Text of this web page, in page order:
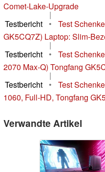
Comet-Lake-Upgrade
|
Testbericht
•
Test
GK5CQ7Z) Laptop: Slim-
|
Testbericht
•
Test
2070 Max-Q) Tongfang
|
Testbericht
•
Test
1060, Full-HD, Tongfang
Verwandte Artikel